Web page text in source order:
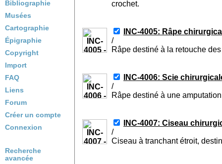
Bibliographie
Musées
Cartographie
Épigraphie
Copyright
Import
FAQ
Liens
Forum
Créer un compte
Connexion
Recherche
avancée
crochet.
INC-4005: Râpe
/
Râpe destiné à la retouche
INC-4006: Scie
/
Râpe destiné à une
INC-4007: Ciseau
/
Ciseau à tranchant étroit,